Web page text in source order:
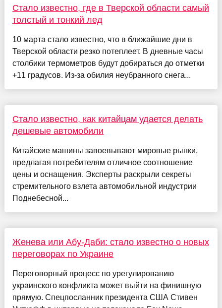
Стало известно, где в Тверской области самый
толстый и тонкий лед
10 марта стало известно, что в ближайшие дни в
Тверской области резко потеплеет. В дневные часы
столбики термометров будут добираться до отметки
+11 градусов. Из-за обилия неубранного снега...
Стало известно, как китайцам удается делать
дешевые автомобили
Китайские машины завоевывают мировые рынки,
предлагая потребителям отличное соотношение
цены и оснащения. Эксперты раскрыли секреты
стремительного взлета автомобильной индустрии
Поднебесной...
Женева или Абу-Даби: стало известно о новых
переговорах по Украине
Переговорный процесс по урегулированию
украинского конфликта может выйти на финишную
прямую. Спецпосланник президента США Стивен